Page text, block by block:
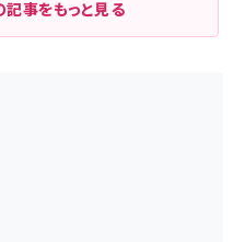
事をもっと見る